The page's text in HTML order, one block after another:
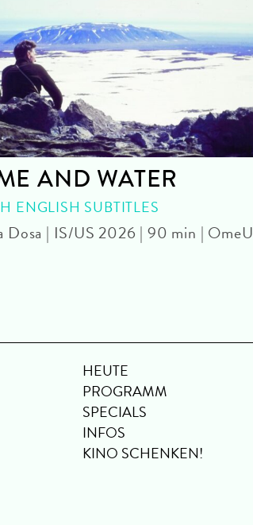
AND WATER
ENGLISH SUBTITLES
Dosa | IS/US 2026 | 90 min | OmeU
HEUTE
PROGRAMM
SPECIALS
INFOS
KINO SCHENKEN!